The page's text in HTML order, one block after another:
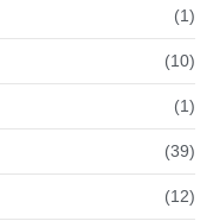
(1)
(10)
(1)
(39)
(12)